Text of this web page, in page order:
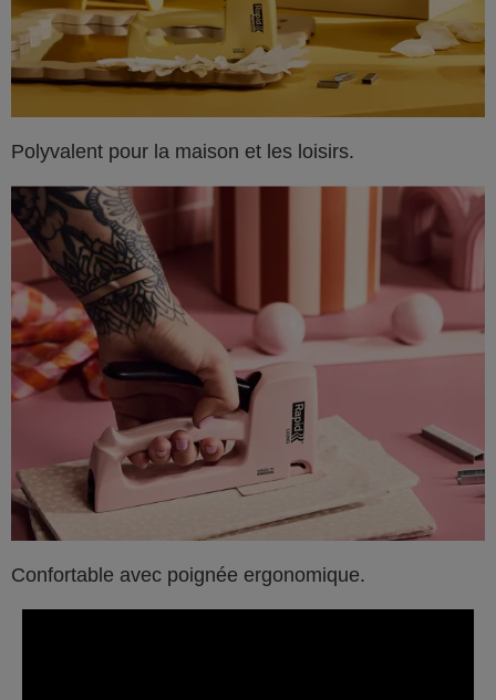
Polyvalent pour la maison et les loisirs.
Confortable avec poignée ergonomique.